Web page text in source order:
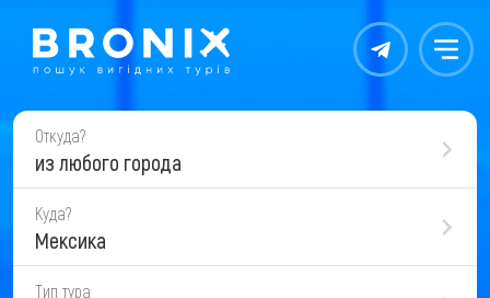
Контакты Меню
Откуда?
из любого города
Куда?
Мексика
Тип тура